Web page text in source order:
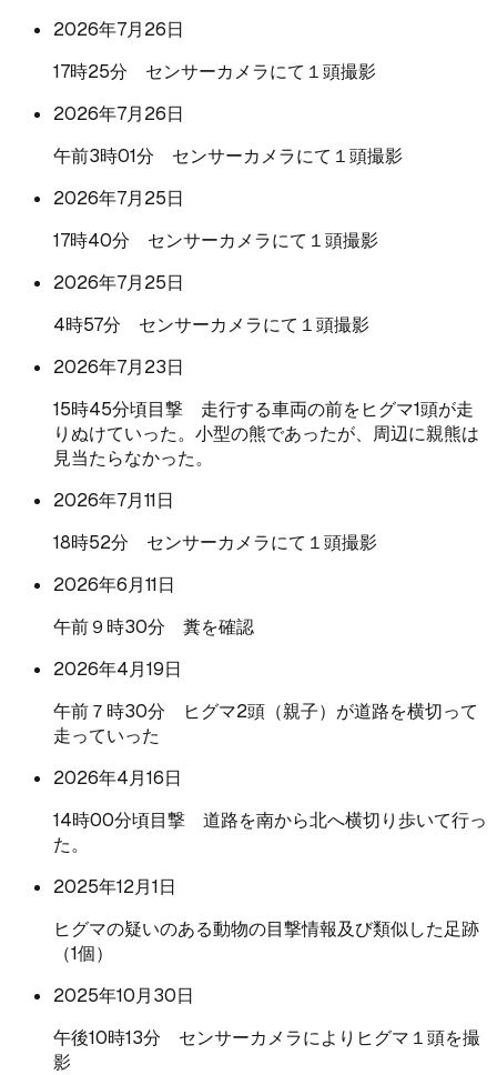
2026年7月26日
17時25分 センサーカメラにて１頭撮影
2026年7月26日
午前3時01分 センサーカメラにて１頭撮影
2026年7月25日
17時40分 センサーカメラにて１頭撮影
2026年7月25日
4時57分 センサーカメラにて１頭撮影
2026年7月23日
15時45分頃目撃 走行する車両の前をヒグマ1頭が走
りぬけていった。小型の熊であったが、周辺に親熊は
見当たらなかった。
2026年7月11日
18時52分 センサーカメラにて１頭撮影
2026年6月11日
午前９時30分 糞を確認
2026年4月19日
午前７時30分 ヒグマ2頭（親子）が道路を横切って
走っていった
2026年4月16日
14時00分頃目撃 道路を南から北へ横切り歩いて行っ
た。
2025年12月1日
ヒグマの疑いのある動物の目撃情報及び類似した足跡
（1個）
2025年10月30日
午後10時13分 センサーカメラによりヒグマ１頭を撮
影